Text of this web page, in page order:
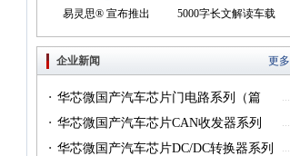
易灵思® 宣布推出
Trion® Titanium FPGA
系列
5000字长文解读车载
USB供电的方方面面
企业新闻
更多
...
· 华芯微国产汽车芯片门电路系列（篇
一）
...
· 华芯微国产汽车芯片CAN收发器系列
（篇一）
...
· 华芯微国产汽车芯片DC/DC转换器系列